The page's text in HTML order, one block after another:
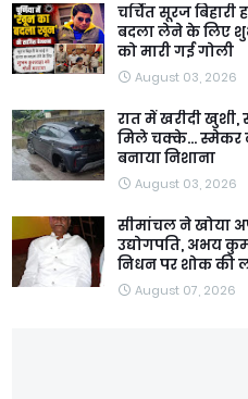
चर्चित सूरज बिहारी
बदला लेने के लिए
को मारी गई गोली
August 03, 2026
रात में खरीदी खुशी,
मिले चक्के... स्मेकर
बनाया निशाना
August 03, 2026
सीमांचल ने खोया
उद्योगपति, अभय
निधन पर शोक की
August 07, 2026